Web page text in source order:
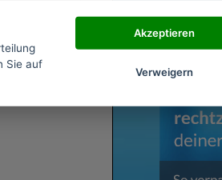
Sie auf
Akzeptieren
Verweigern